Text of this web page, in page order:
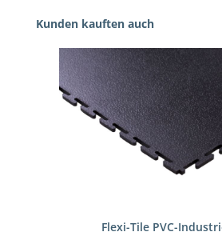
Produktgalerie überspringen
Kunden kauften auch
Flexi-Tile PVC-